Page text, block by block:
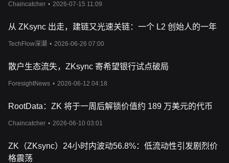
Chaincatcher • 2026-07-15 11:09
从 ZKsync 出走，建链又光速关链：一个 L2 创始人的一年
TechFlow深潮 • 2026-06-26 07:00
散户生态流失，ZKsync 寄希望银行试点破局
ForesightNews • 2026-06-12 04:18
RootData：ZK 将于一周后解锁价值约 189 万美元的代币
Chaincatcher • 2026-06-10 03:01
ZK（ZKsync）24小时内波动56.8%：低流动性引发剧烈价
格震荡